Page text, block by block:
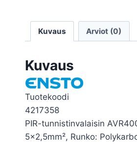
Kuvaus Arviot (0)
Kuvaus
Tuotekoodi
4217358
PIR-tunnistinvalaisin
5×2,5mm², Runko: